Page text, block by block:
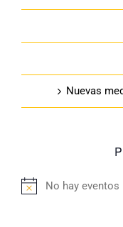
Nuevas
Aviso
No hay